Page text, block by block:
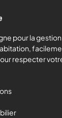
pour la
respecter